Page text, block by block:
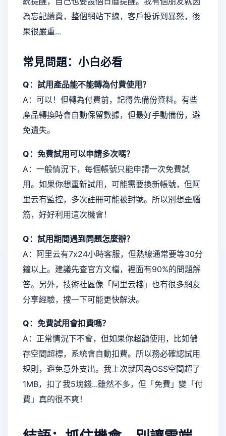
為忘記續費，整個網站下線，客戶投诉到暴怒，後
果很嚴重...
常見問題：小白必看
Q：試用產品能不能轉為付費使用？
A：可以！但轉為付費前，記得先備份資料。有些
產品轉換時會自動保留數據，但最好手動備份，避
免遺失。
Q：免費試用可以申請多次嗎？
A：一般情況下，每個帳號只能申請一次免費試
用。如果你想重新試用，可能需要換新帳號，但阿
里云有監控，多次註冊可能被封號。所以別想歪腦
筋，好好利用這次機會！
Q：試用期間遇到問題怎麼辦？
A：阿里云有7x24小時客服，但熱線通常要等30分
鐘以上。建議先查官方文檔，裡面有90%的問題解
答。另外，技術社區像「阿里云棧」也有很多網友
分享經驗，搜一下可能更快解決。
Q：免費試用會扣費嗎？
A：正常情況下不會，但如果你超額使用，比如儲
存空間超標，系統會自動扣費。所以務必確認試用
規則，避免意外支出。我上次就因為OSS空間超了
1MB，扣了我5塊錢...雖然不多，但「免費」變「付
費」真的很不爽！